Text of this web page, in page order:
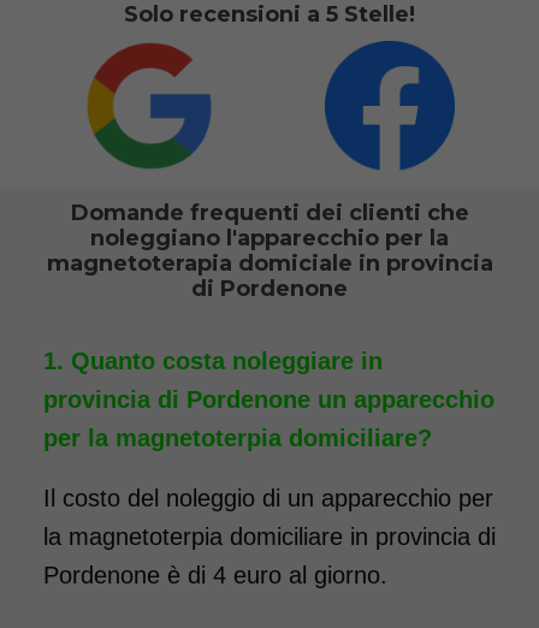
Solo recensioni a 5 Stelle!
Domande frequenti dei clienti che
noleggiano l'apparecchio per la
magnetoterapia domiciale in provincia
di Pordenone
Quanto costa noleggiare in
provincia di Pordenone un apparecchio
per la magnetoterpia domiciliare?
Il costo del noleggio di un apparecchio per
la magnetoterpia domiciliare in provincia di
Pordenone è di 4 euro al giorno.